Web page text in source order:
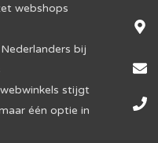
webshops
bij
stijgt
één optie in